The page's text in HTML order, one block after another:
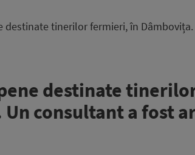
tinerilor fermieri, în
destinate
consultant a fost